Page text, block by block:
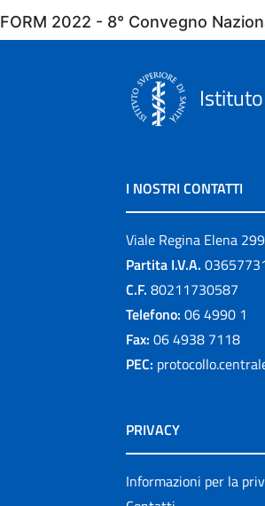
Eventi
FORM 2022 - 8° Convegno
I NOSTRI CONTATTI
Viale Regina Elena
Partita I.V.A.
C.F. 80211730587
Telefono: 06 4990 1
Fax: 06 4938 7118
PEC:
PRIVACY
Informazioni per la